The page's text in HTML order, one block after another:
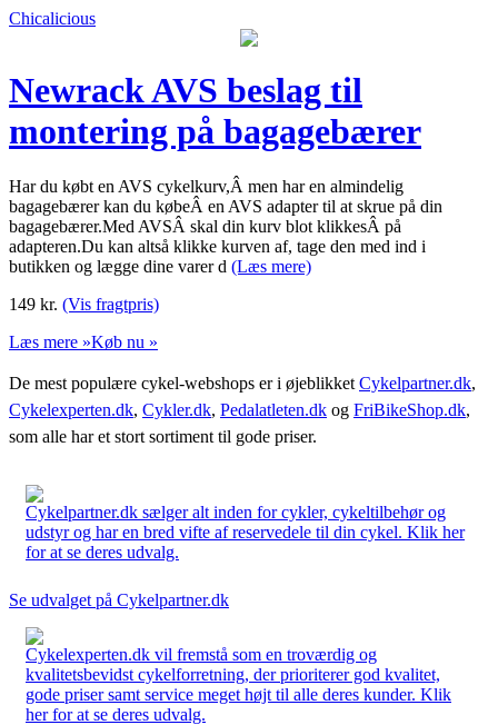
Chicalicious
Newrack AVS beslag til
montering på bagagebærer
Har du købt en AVS cykelkurv,Â men har en almindelig
bagagebærer kan du købeÂ en AVS adapter til at skrue på din
bagagebærer.Med AVSÂ skal din kurv blot klikkesÂ på
adapteren.Du kan altså klikke kurven af, tage den med ind i
butikken og lægge dine varer d (Læs mere)
149 kr. (Vis fragtpris)
Læs mere »Køb nu »
De mest populære cykel-webshops er i øjeblikket Cykelpartner.dk,
Cykelexperten.dk, Cykler.dk, Pedalatleten.dk og FriBikeShop.dk,
som alle har et stort sortiment til gode priser.
Cykelpartner.dk sælger alt inden for cykler, cykeltilbehør og
udstyr og har en bred vifte af reservedele til din cykel. Klik her
for at se deres udvalg.
Se udvalget på Cykelpartner.dk
Cykelexperten.dk vil fremstå som en troværdig og
kvalitetsbevidst cykelforretning, der prioriterer god kvalitet,
gode priser samt service meget højt til alle deres kunder. Klik
her for at se deres udvalg.